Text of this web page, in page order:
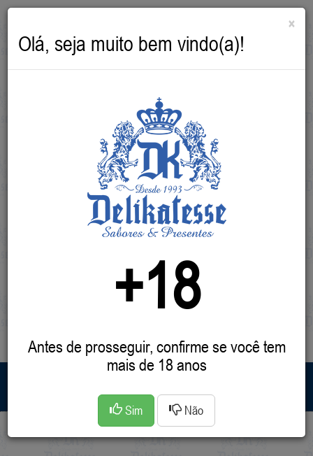
×
Olá, seja muito bem vindo(a)!
+18
Antes de prosseguir, confirme se você tem
mais de 18 anos
Sim Não
Die Welt an Ihren Fingerspitzen!
(47) 99607-6829